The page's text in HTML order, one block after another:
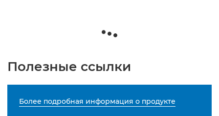
Полезные ссылки
Более подробная информация о продукте